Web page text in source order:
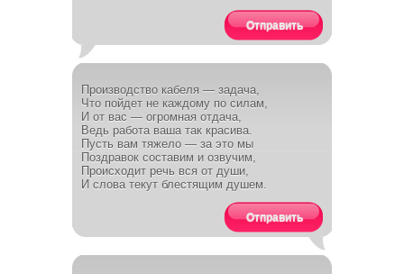
Отправить
Производство кабеля — задача,
Что пойдет не каждому по силам,
И от вас — огромная отдача,
Ведь работа ваша так красива.
Пусть вам тяжело — за это мы
Поздравок составим и озвучим,
Происходит речь вся от души,
И слова текут блестящим душем.
Отправить